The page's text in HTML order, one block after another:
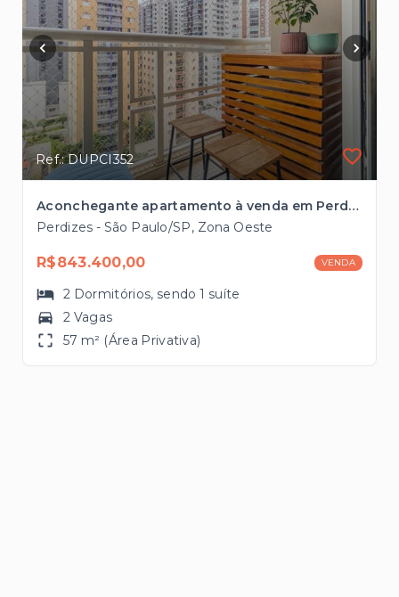
Ref.: DUPCI352
Aconchegante apartamento à venda em Perdizes com 57m², 2 vagas próximo à futura estação de Metrô
Perdizes - São Paulo/SP, Zona Oeste
R$843.400,00 VENDA
2 Dormitórios, sendo1 suíte
2 Vagas
57 m² (Área Privativa)